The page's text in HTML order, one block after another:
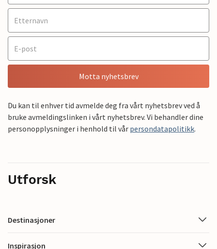
Motta nyhetsbrev
Du kan til enhver tid avmelde deg fra vårt nyhetsbrev ved å
bruke avmeldingslinken i vårt nyhetsbrev. Vi behandler dine
personopplysninger i henhold til vår persondatapolitikk.
Utforsk
Destinasjoner
Inspirasjon